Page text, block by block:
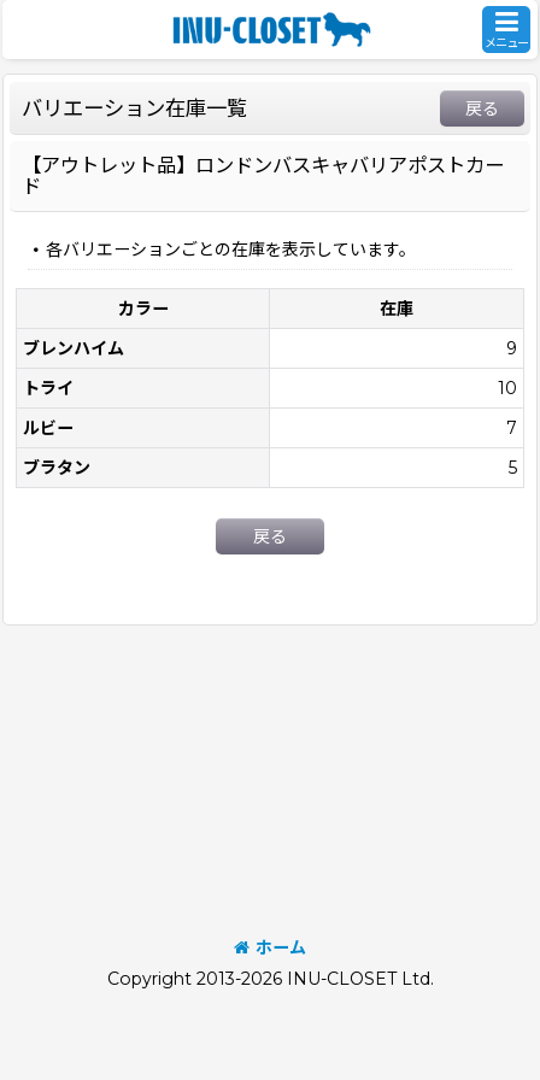
メニュー
バリエーション在庫一覧 戻る
【アウトレット品】ロンドンバスキャバリアポストカー
ド
各バリエーションごとの在庫を表示しています。
カラー
在庫
ブレンハイム
9
トライ
10
ルビー
7
ブラタン
5
戻る
ホーム
Copyright 2013-2026 INU-CLOSET Ltd.